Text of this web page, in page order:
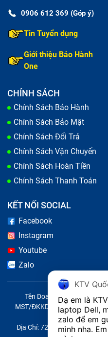
0906 612 369 (Góp ý)
Tin Tuyển dụng
Giới thiệu Bảo Hành
One
CHÍNH SÁCH
Chính Sách Bảo Hành
Chính Sách Bảo Mật
Chính Sách Đổi Trả
Chính Sách Vận Chuyển
Chính Sách Hoàn Tiền
Chính Sách Thanh Toán
KẾT NỐI SOCIAL
Facebook
Instagram
Youtube
Zalo
Tên Doanh Nghiệp: CÔNG
MST/ĐKKD/QĐTL:
14/
Địa Chỉ: 721 Trường Chinh,
KTV
Dạ em là
laptop Dell,
zalo để em
mình nha.